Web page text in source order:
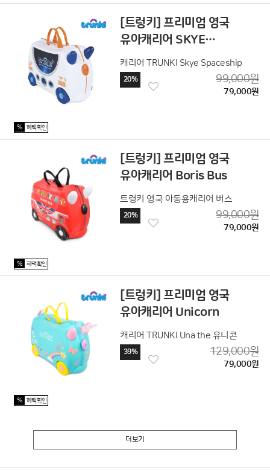
[트렁키] 프리미엄 영국
유아캐리어 SKYE
SPACESHIP
캐리어 TRUNKI Skye Spaceship
20% 99,000원
79,000원
% 혜택확인
[트렁키] 프리미엄 영국
유아캐리어 Boris Bus
트렁키 영국 아동용캐리어 버스
20% 99,000원
79,000원
% 혜택확인
[트렁키] 프리미엄 영국
유아캐리어 Unicorn
캐리어 TRUNKI Una the 유니콘
39% 129,000원
79,000원
% 혜택확인
더보기